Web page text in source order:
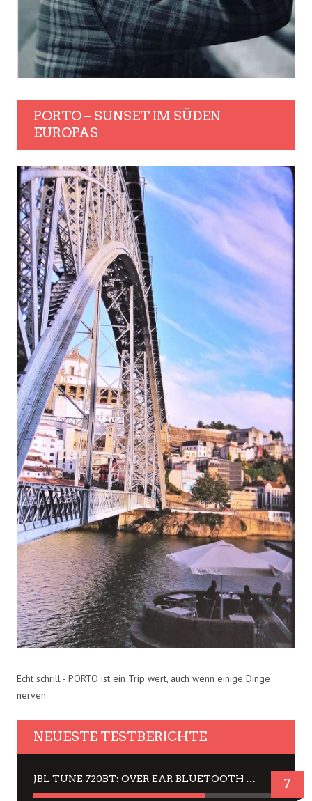
PORTO – SUNSET IM SÜDEN
EUROPAS
Echt schrill - PORTO ist ein Trip wert, auch wenn einige Dinge
nerven.
NEUESTE TESTBERICHTE
JBL TUNE 720BT: OVER EAR BLUETOOTH KOPFHÖRER UM DIE 50,-€ IM DAUER-TEST 7